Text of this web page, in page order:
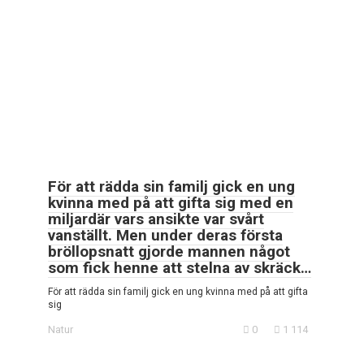
För att rädda sin familj gick en ung
kvinna med på att gifta sig med en
miljardär vars ansikte var svårt
vanställt. Men under deras första
bröllopsnatt gjorde mannen något
som fick henne att stelna av skräck…
För att rädda sin familj gick en ung kvinna med på att gifta
sig
Natur 0 1 114